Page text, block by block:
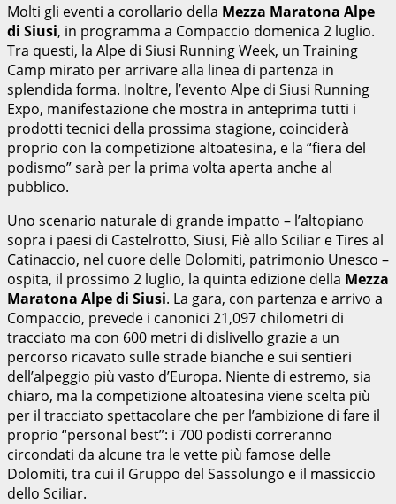
Molti gli eventi a corollario della Mezza Maratona Alpe
di Siusi, in programma a Compaccio domenica 2 luglio.
Tra questi, la Alpe di Siusi Running Week, un Training
Camp mirato per arrivare alla linea di partenza in
splendida forma. Inoltre, l’evento Alpe di Siusi Running
Expo, manifestazione che mostra in anteprima tutti i
prodotti tecnici della prossima stagione, coinciderà
proprio con la competizione altoatesina, e la “fiera del
podismo” sarà per la prima volta aperta anche al
pubblico.
Uno scenario naturale di grande impatto – l’altopiano
sopra i paesi di Castelrotto, Siusi, Fiè allo Sciliar e Tires al
Catinaccio, nel cuore delle Dolomiti, patrimonio Unesco –
ospita, il prossimo 2 luglio, la quinta edizione della Mezza
Maratona Alpe di Siusi. La gara, con partenza e arrivo a
Compaccio, prevede i canonici 21,097 chilometri di
tracciato ma con 600 metri di dislivello grazie a un
percorso ricavato sulle strade bianche e sui sentieri
dell’alpeggio più vasto d’Europa. Niente di estremo, sia
chiaro, ma la competizione altoatesina viene scelta più
per il tracciato spettacolare che per l’ambizione di fare il
proprio “personal best”: i 700 podisti correranno
circondati da alcune tra le vette più famose delle
Dolomiti, tra cui il Gruppo del Sassolungo e il massiccio
dello Sciliar.